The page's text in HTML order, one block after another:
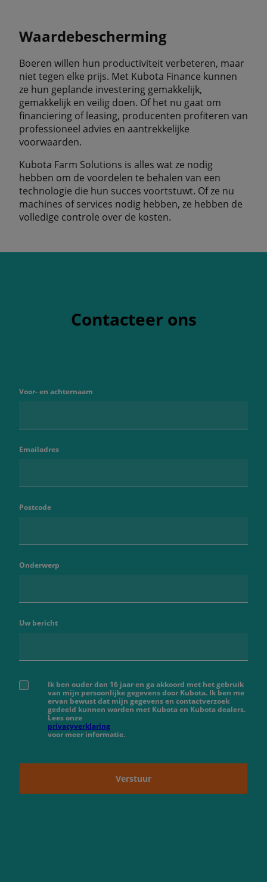
Waardebescherming
Boeren willen hun productiviteit verbeteren, maar
niet tegen elke prijs. Met Kubota Finance kunnen
ze hun geplande investering gemakkelijk,
gemakkelijk en veilig doen. Of het nu gaat om
financiering of leasing, producenten profiteren van
professioneel advies en aantrekkelijke
voorwaarden.
Kubota Farm Solutions is alles wat ze nodig
hebben om de voordelen te behalen van een
technologie die hun succes voortstuwt. Of ze nu
machines of services nodig hebben, ze hebben de
volledige controle over de kosten.
Contacteer ons
Voor- en achternaam
Emailadres
Postcode
Onderwerp
Uw bericht
Ik ben ouder dan 16 jaar en ga akkoord met het gebruik
van mijn persoonlijke gegevens door Kubota. Ik ben me
ervan bewust dat mijn gegevens en contactverzoek
gedeeld kunnen worden met Kubota en Kubota dealers.
Lees onze
privacyverklaring
voor meer informatie.
Verstuur